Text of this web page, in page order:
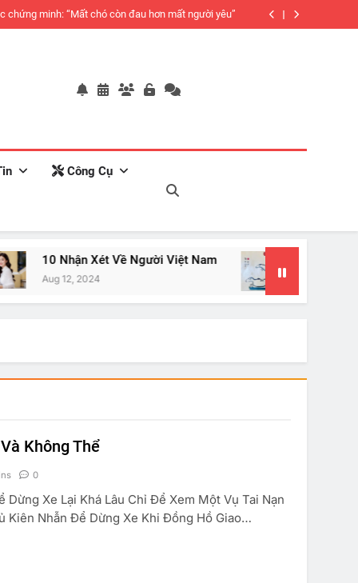
chứng minh: “Mất chó còn đau hơn mất người yêu”
Công Cụ
Nhận Xét Về Người Việt Nam
12, 2024 Jan 20, 2024
Không Thể
0
Dừng Xe Lại Khá Lâu Chỉ Để Xem Một Vụ Tai Nạn
Kiên Nhẫn Để Dừng Xe Khi Đồng Hồ Giao…